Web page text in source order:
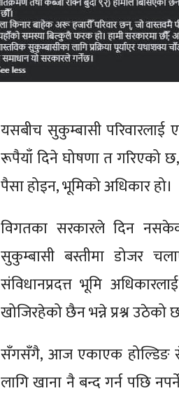
यसबीच सुकुम्बासी परिवारलाई
रूपैयाँ दिने घोषणा त गरिएको
पैसा होइन, भूमिको अधिकार हो।
विगतका सरकारले दिन
सुकुम्बासी बस्तीमा डोजर
संविधानप्रदत्त भूमि
खोजिरहेको छैन भन्ने प्रश्न उठेको
सँगसँगै, आज एकाएक होल्डिङ
लागि खाना नै बन्द गर्न पछि